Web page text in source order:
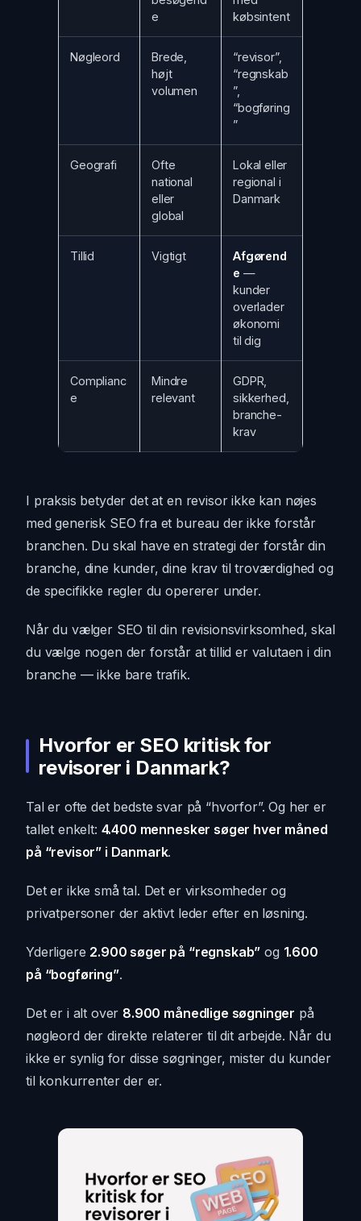
e
købsintent
Nøgleord
Brede,
højt
volumen
“revisor”,
“regnskab
”,
“bogføring
”
Geografi
Ofte
national
eller
global
Lokal eller
regional i
Danmark
Tillid Vigtigt
Afgørend
e —
kunder
overlader
økonomi
til dig
Complianc
e
Mindre
relevant
GDPR,
sikkerhed,
branche-
krav
I praksis betyder det at en revisor ikke kan nøjes
med generisk SEO fra et bureau der ikke forstår
branchen. Du skal have en strategi der forstår din
branche, dine kunder, dine krav til troværdighed og
de specifikke regler du opererer under.
Når du vælger SEO til din revisionsvirksomhed, skal
du vælge nogen der forstår at tillid er valutaen i din
branche — ikke bare trafik.
Hvorfor er SEO kritisk for
revisorer i Danmark?
Tal er ofte det bedste svar på “hvorfor”. Og her er
tallet enkelt: 4.400 mennesker søger hver måned
på “revisor” i Danmark.
Det er ikke små tal. Det er virksomheder og
privatpersoner der aktivt leder efter en løsning.
Yderligere 2.900 søger på “regnskab” og 1.600
på “bogføring”.
Det er i alt over 8.900 månedlige søgninger på
nøgleord der direkte relaterer til dit arbejde. Når du
ikke er synlig for disse søgninger, mister du kunder
til konkurrenter der er.